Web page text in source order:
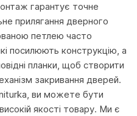
гарантує точне
прилягання дверного
петлею часто
посилюють конструкцію, а
планки, щоб створити
закривання дверей.
ви можете бути
якості товару. Ми є